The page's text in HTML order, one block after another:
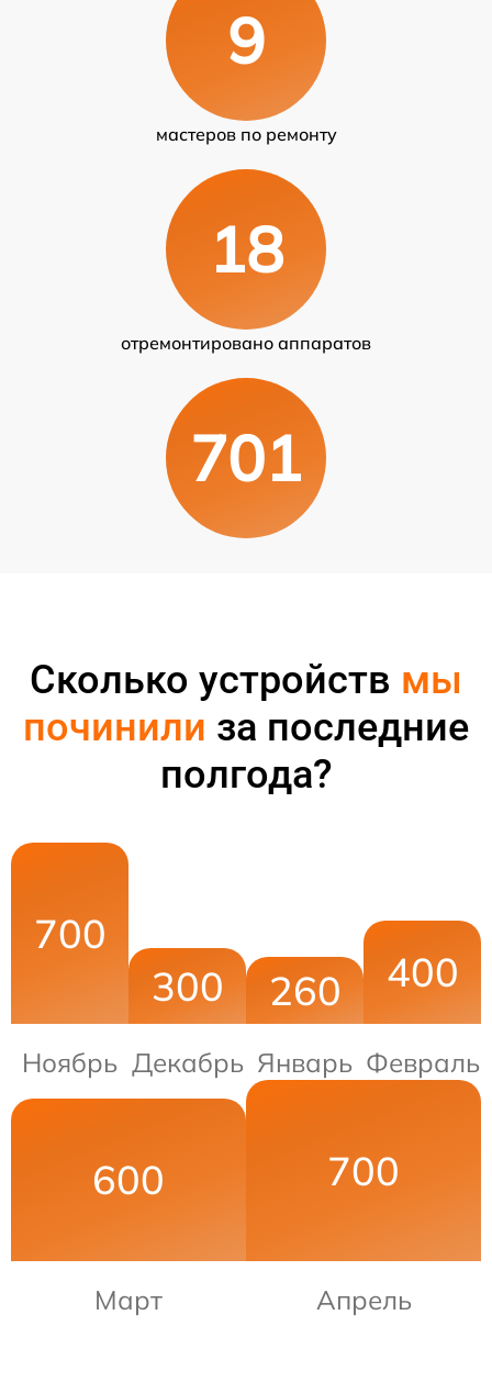
9
мастеров по ремонту
18
отремонтировано аппаратов
701
Сколько устройств мы
починили за последние
полгода?
700
Ноябрь
300
Декабрь
260
Январь
400
Февраль
600
Март
700
Апрель